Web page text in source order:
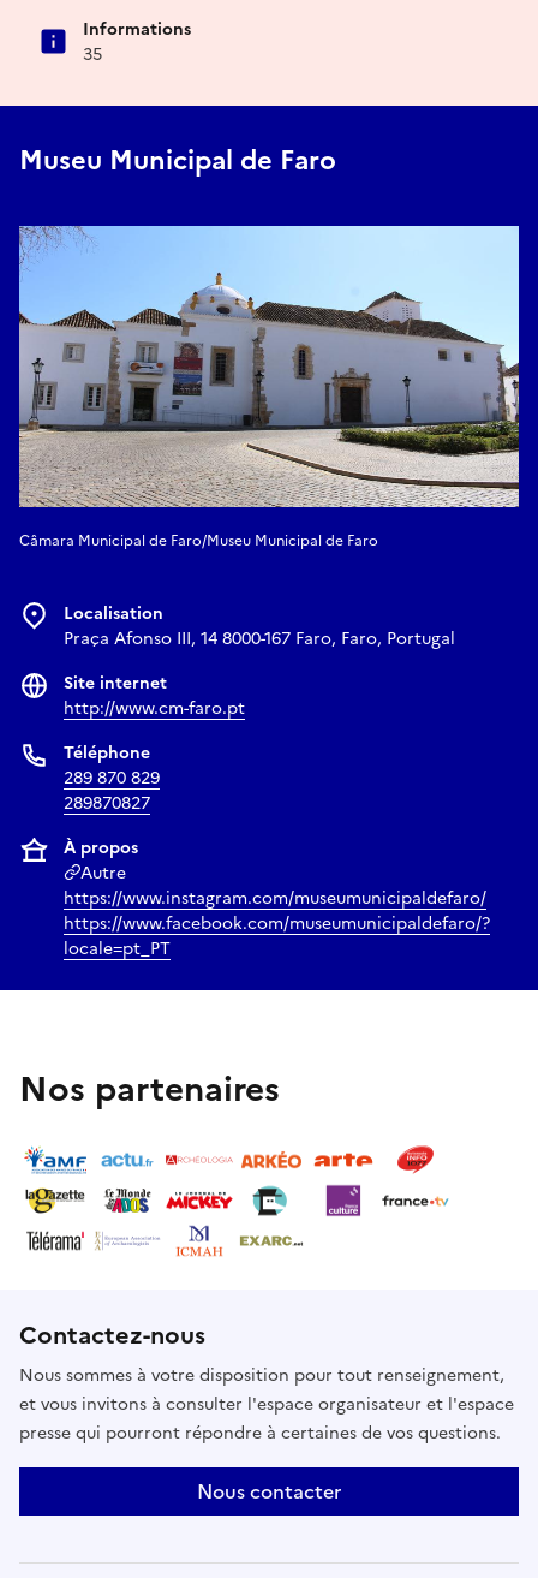
(ERA Arqueologia, S.A.)
Informations
35
Museu Municipal de Faro
Câmara Municipal de Faro/Museu Municipal de Faro
Localisation
Praça Afonso III, 14 8000-167 Faro, Faro, Portugal
Site internet
http://www.cm-faro.pt
Téléphone
289 870 829
289870827
À propos
Autre
https://www.instagram.com/museumunicipaldefaro/
https://www.facebook.com/museumunicipaldefaro/?
locale=pt_PT
Nos partenaires
Contactez-nous
Nous sommes à votre disposition pour tout renseignement,
et vous invitons à consulter l'espace organisateur et l'espace
presse qui pourront répondre à certaines de vos questions.
Nous contacter